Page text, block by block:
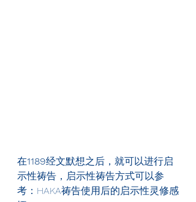
在1189经文默想之后，就可以进行启
示性祷告，启示性祷告方式可以参
考：HAKA祷告使用后的启示性灵修感